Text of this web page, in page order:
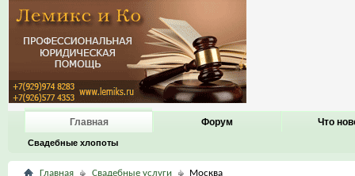
Главная
Свадебные хлопоты
Форум Что
Главная Свадебные услуги Москва